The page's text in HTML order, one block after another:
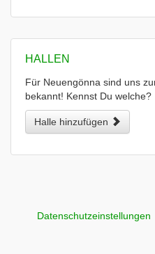
HALLEN
Für Neuengönna sind uns
bekannt! Kennst Du welche?
Halle hinzufügen
Datenschutzeinstellungen